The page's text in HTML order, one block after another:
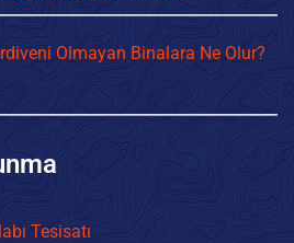
Olmayan Binalara Ne Olur?
Tesisatı